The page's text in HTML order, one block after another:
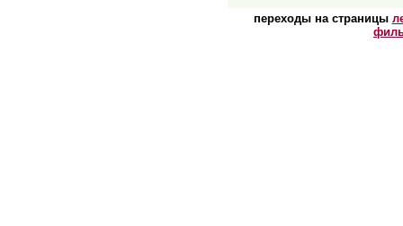
переходы на страницы